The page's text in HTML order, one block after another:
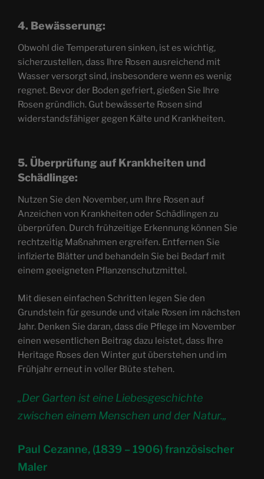
4. Bewässerung:
Obwohl die Temperaturen sinken, ist es wichtig,
sicherzustellen, dass Ihre Rosen ausreichend mit
Wasser versorgt sind, insbesondere wenn es wenig
regnet. Bevor der Boden gefriert, gießen Sie Ihre
Rosen gründlich. Gut bewässerte Rosen sind
widerstandsfähiger gegen Kälte und Krankheiten.
5. Überprüfung auf Krankheiten und
Schädlinge:
Nutzen Sie den November, um Ihre Rosen auf
Anzeichen von Krankheiten oder Schädlingen zu
überprüfen. Durch frühzeitige Erkennung können Sie
rechtzeitig Maßnahmen ergreifen. Entfernen Sie
infizierte Blätter und behandeln Sie bei Bedarf mit
einem geeigneten Pflanzenschutzmittel.
Mit diesen einfachen Schritten legen Sie den
Grundstein für gesunde und vitale Rosen im nächsten
Jahr. Denken Sie daran, dass die Pflege im November
einen wesentlichen Beitrag dazu leistet, dass Ihre
Heritage Roses den Winter gut überstehen und im
Frühjahr erneut in voller Blüte stehen.
„Der Garten ist eine Liebesgeschichte
zwischen einem Menschen und der Natur.„
Paul Cezanne, (1839 – 1906) französischer
Maler